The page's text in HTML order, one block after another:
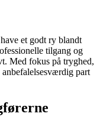
et godt ry blandt
tilgang og
Med fokus på tryghed,
part